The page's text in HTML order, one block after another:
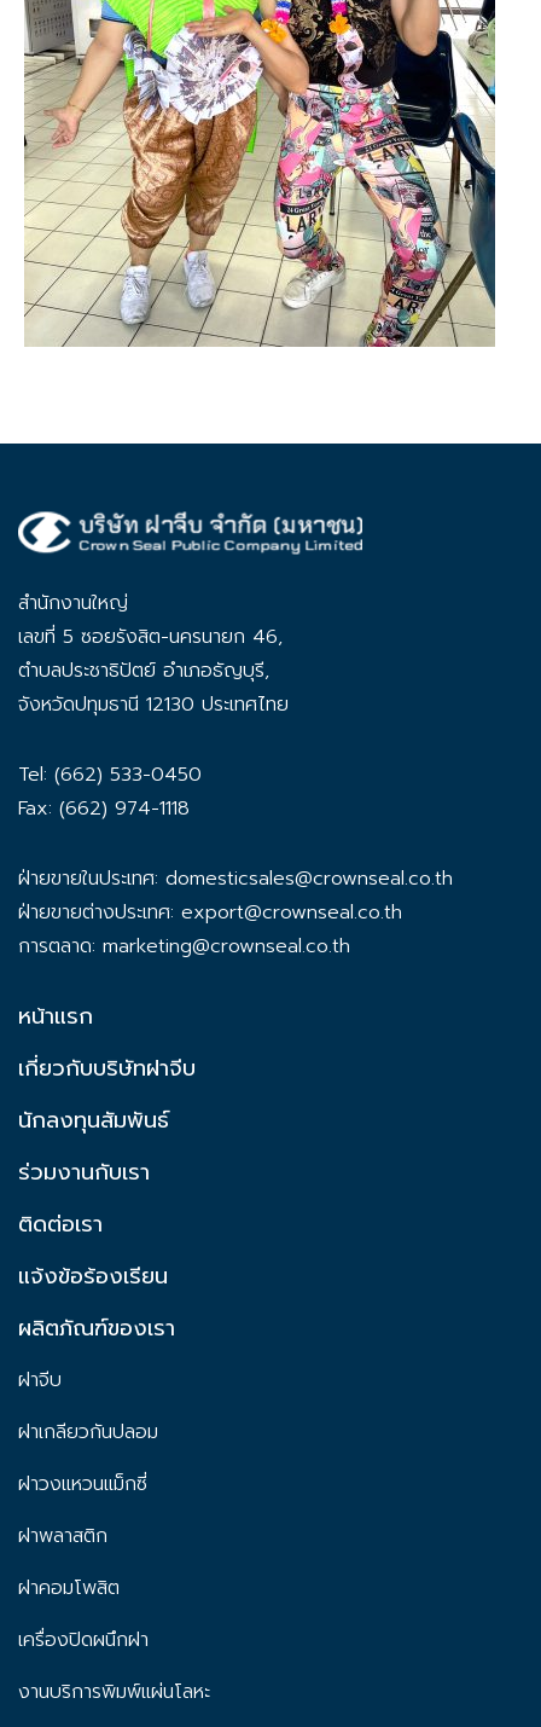
สำนักงานใหญ่
เลขที่ 5 ซอยรังสิต-นครนายก 46,
ตำบลประชาธิปัตย์ อำเภอธัญบุรี,
จังหวัดปทุมธานี 12130 ประเทศไทย
Tel: (662) 533-0450
Fax: (662) 974-1118
ฝ่ายขายในประเทศ: domesticsales@crownseal.co.th
ฝ่ายขายต่างประเทศ: export@crownseal.co.th
การตลาด: marketing@crownseal.co.th
หน้าแรก
เกี่ยวกับบริษัทฝาจีบ
นักลงทุนสัมพันธ์
ร่วมงานกับเรา
ติดต่อเรา
แจ้งข้อร้องเรียน
ผลิตภัณฑ์ของเรา
ฝาจีบ
ฝาเกลียวกันปลอม
ฝาวงแหวนแม็กซี่
ฝาพลาสติก
ฝาคอมโพสิต
เครื่องปิดผนึกฝา
งานบริการพิมพ์แผ่นโลหะ